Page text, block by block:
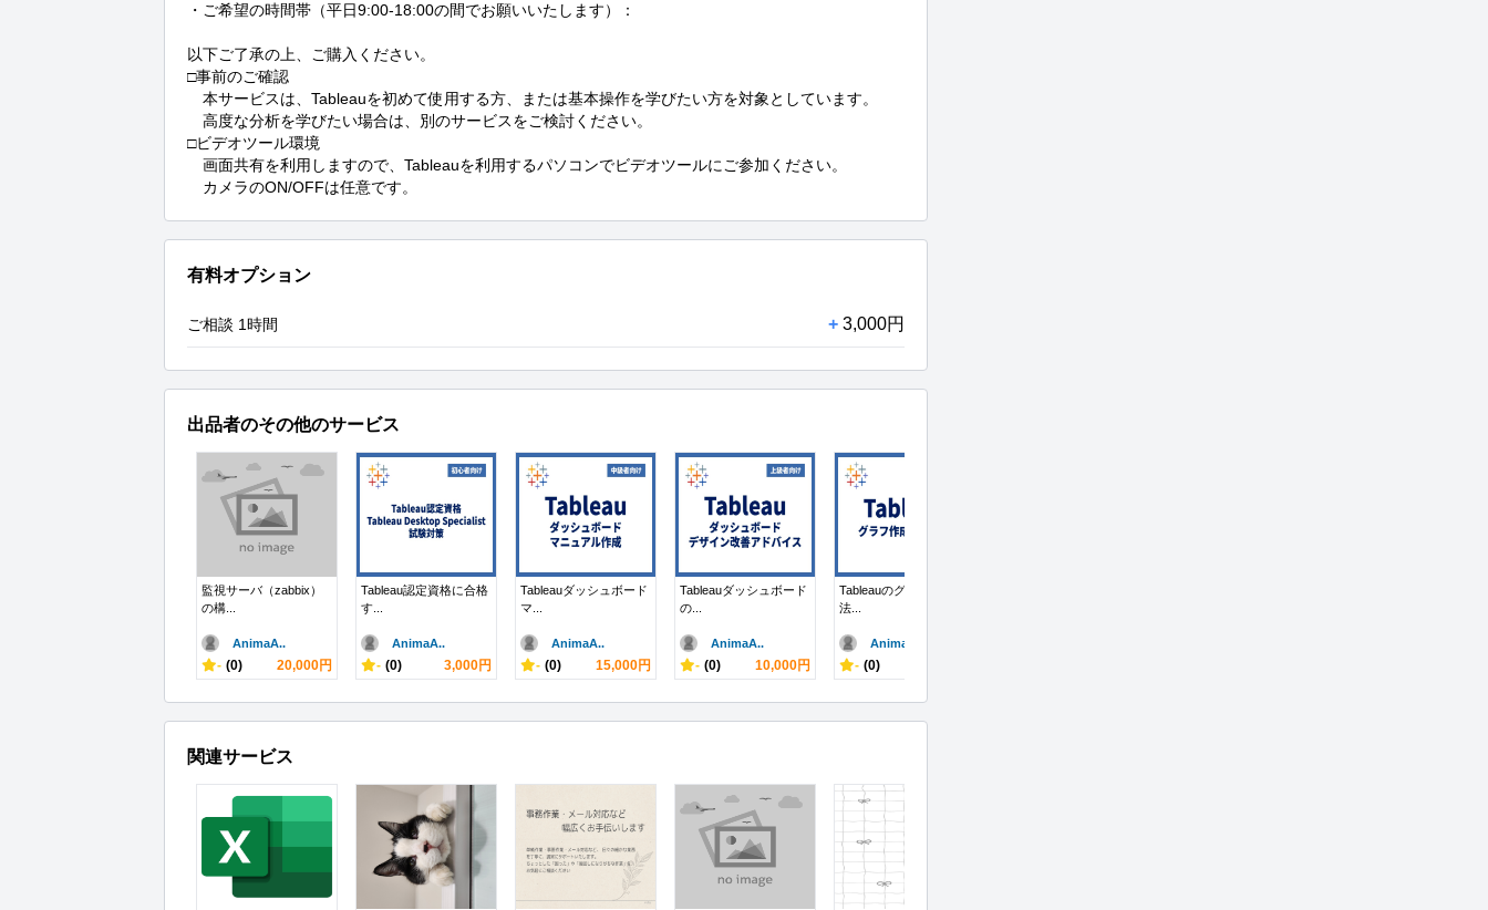
・ご希望の時間帯（平日9:00-18:00の間でお願いいたします）：
以下ご了承の上、ご購入ください。
□事前のご確認
本サービスは、Tableauを初めて使用する方、または基本操作を学びたい方を対象としています。
高度な分析を学びたい場合は、別のサービスをご検討ください。
□ビデオツール環境
画面共有を利用しますので、Tableauを利用するパソコンでビデオツールにご参加ください。
カメラのON/OFFは任意です。
有料オプション
ご相談 1時間 + 3,000円
出品者のその他のサービス
監視サーバ（zabbix）
の構...
AnimaA..
- (0) 20,000円
Tableau認定資格に合格
す...
AnimaA..
- (0) 3,000円
Tableauダッシュボード
マ...
AnimaA..
- (0) 15,000円
Tableauダッシュボード
の...
AnimaA..
- (0) 10,000円
Tableauのグラフ作成方
法...
AnimaA..
- (0)
関連サービス